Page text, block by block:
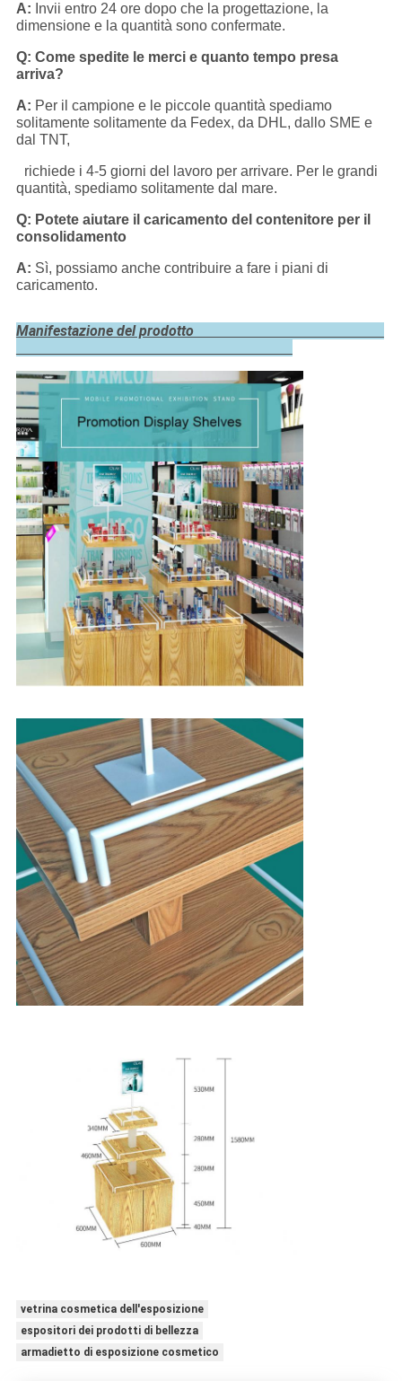
A: Invii entro 24 ore dopo che la progettazione, la
dimensione e la quantità sono confermate.
Q: Come spedite le merci e quanto tempo presa
arriva?
A: Per il campione e le piccole quantità spediamo
solitamente solitamente da Fedex, da DHL, dallo SME e
dal TNT,
richiede i 4-5 giorni del lavoro per arrivare. Per le grandi
quantità, spediamo solitamente dal mare.
Q: Potete aiutare il caricamento del contenitore per il
consolidamento
A: Sì, possiamo anche contribuire a fare i piani di
caricamento.
Manifestazione del prodotto
vetrina cosmetica dell'esposizione
espositori dei prodotti di bellezza
armadietto di esposizione cosmetico